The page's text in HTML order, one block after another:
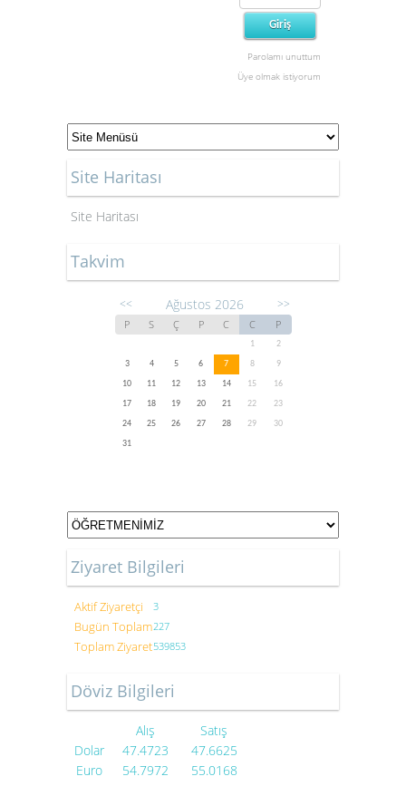
Parolamı unuttum
Üye olmak istiyorum
Site Haritası
Site Haritası
Takvim
<< Ağustos 2026 >>
P S Ç P C C P
1
2
3
4 5 6 7 8
9
10
11 12 13 14 15
16
17
18 19 20 21 22
23
24
25 26 27 28 29
30
31
Ziyaret Bilgileri
Aktif Ziyaretçi 3
Bugün Toplam227
Toplam Ziyaret539853
Döviz Bilgileri
Alış
Satış
Dolar
47.4723
47.6625
Euro
54.7972 55.0168